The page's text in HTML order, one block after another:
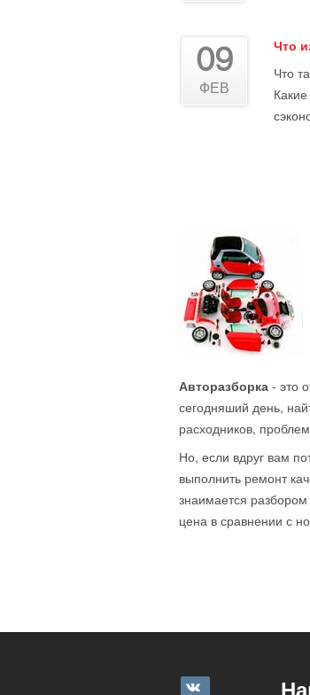
09
ФЕВ
Что
Что
Авторазборка - это
сегодняший день,
расходников,
Но, если вдруг вам
выполнить ремонт
знаимается
цена в сравнении с